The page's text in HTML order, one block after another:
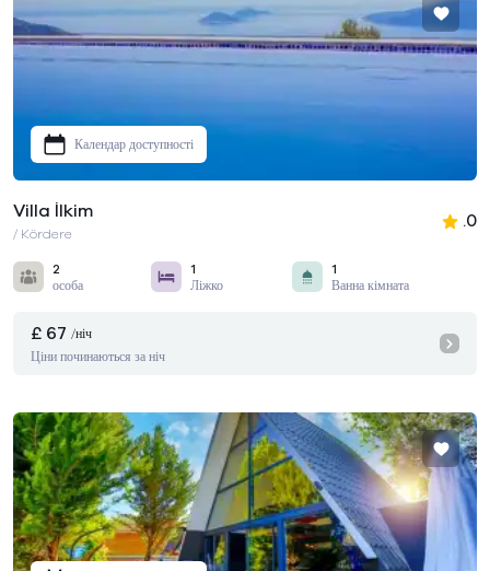
Календар доступності
Villa İlkim
/ Kördere
.0
2
особа
1
Ліжко
1
Ванна кімната
£ 67 /ніч
Ціни починаються за ніч